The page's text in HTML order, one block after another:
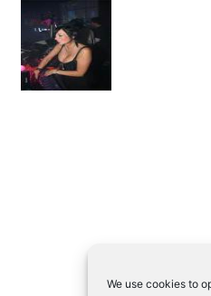
We use cookies to